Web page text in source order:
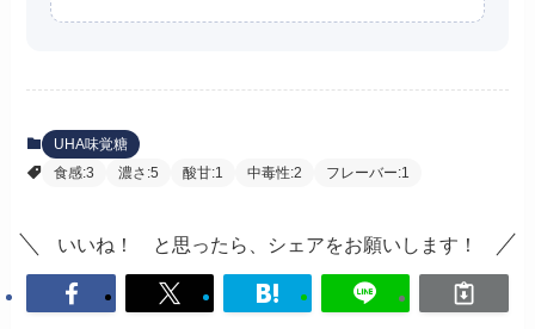
UHA味覚糖
食感:3
濃さ:5 酸甘:1 中毒性:2 フレーバー:1
いいね！ と思ったら、シェアをお願いします！